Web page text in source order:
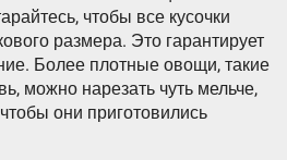
чтобы все кусочки
размера. Это гарантирует
Более плотные овощи, такие
можно нарезать чуть мельче,
они приготовились